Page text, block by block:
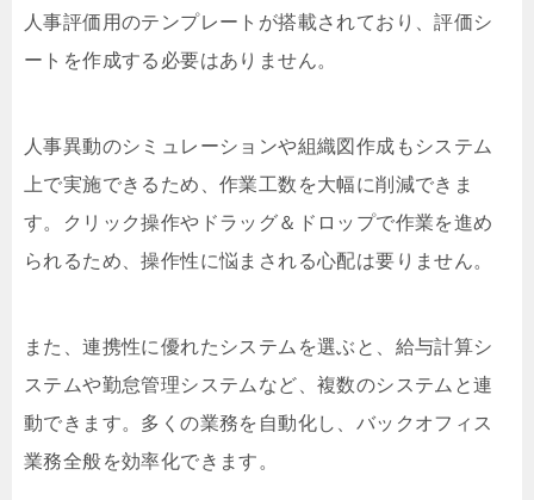
人事評価用のテンプレートが搭載されており、評価シ
ートを作成する必要はありません。
人事異動のシミュレーションや組織図作成もシステム
上で実施できるため、作業工数を大幅に削減できま
す。クリック操作やドラッグ＆ドロップで作業を進め
られるため、操作性に悩まされる心配は要りません。
また、連携性に優れたシステムを選ぶと、給与計算シ
ステムや勤怠管理システムなど、複数のシステムと連
動できます。多くの業務を自動化し、バックオフィス
業務全般を効率化できます。